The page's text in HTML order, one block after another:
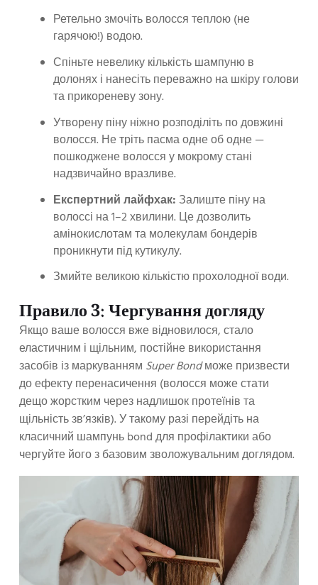
Ретельно змочіть волосся теплою (не
гарячою!) водою.
Спіньте невелику кількість шампуню в
долонях і нанесіть переважно на шкіру голови
та прикореневу зону.
Утворену піну ніжно розподіліть по довжині
волосся. Не тріть пасма одне об одне —
пошкоджене волосся у мокрому стані
надзвичайно вразливе.
Експертний лайфхак: Залиште піну на
волоссі на 1–2 хвилини. Це дозволить
амінокислотам та молекулам бондерів
проникнути під кутикулу.
Змийте великою кількістю прохолодної води.
Правило 3: Чергування догляду
Якщо ваше волосся вже відновилося, стало
еластичним і щільним, постійне використання
засобів із маркуванням Super Bondможе призвести
до ефекту перенасичення (волосся може стати
дещо жорстким через надлишок протеїнів та
щільність зв’язків). У такому разі перейдіть на
класичний шампунь bond для профілактики або
чергуйте його з базовим зволожувальним доглядом.